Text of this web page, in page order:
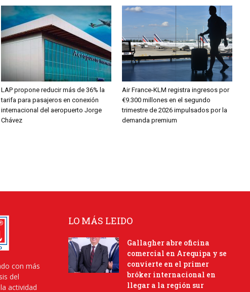
LAP propone reducir más de 36% la
tarifa para pasajeros en conexión
internacional del aeropuerto Jorge
Chávez
Air France-KLM registra ingresos por
€9.300 millones en el segundo
trimestre de 2026 impulsados por la
demanda premium
con más
del
actividad
LO MÁS LEIDO
Gallagher abre oficina
comercial en Arequipa y se
convierte en el primer
bróker internacional en
llegar a la región sur